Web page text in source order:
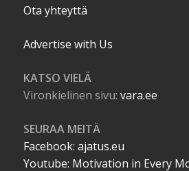
Ota yhteyttä
Advertise with Us
KATSO VIELÄ
Vironkielinen sivu:vara.ee
SEURAA MEITÄ
Facebook: ajatus.eu
Youtube: Motivation in Every